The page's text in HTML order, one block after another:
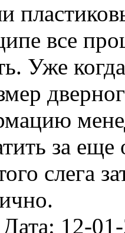
все
Уже
за еще
слега
Дата: 12-